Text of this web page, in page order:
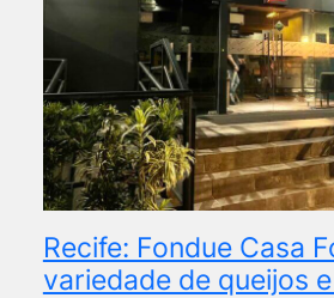
Recife: Fondue Casa
variedade de queijos